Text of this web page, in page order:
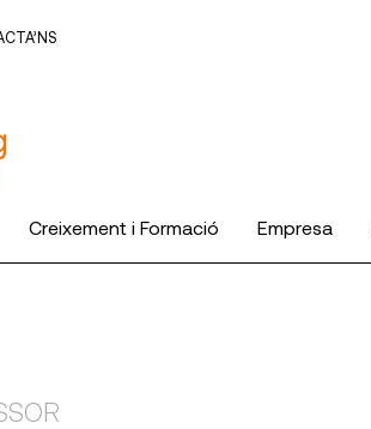
Creixement i Formació Empresa